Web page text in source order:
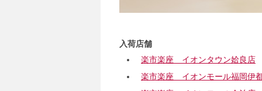
入荷店舗
楽市楽座 イオンタウン姶良店
楽市楽座 イオンモール福岡伊